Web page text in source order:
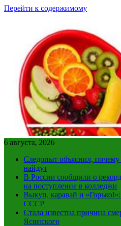
Перейти к содержимому
6 августа, 2026
Следопыт объяснил,
найдут
В России сообщили о
на поступление в колледжи
Выкуп, каравай и
СССР
Стала известна причина
Ясинского